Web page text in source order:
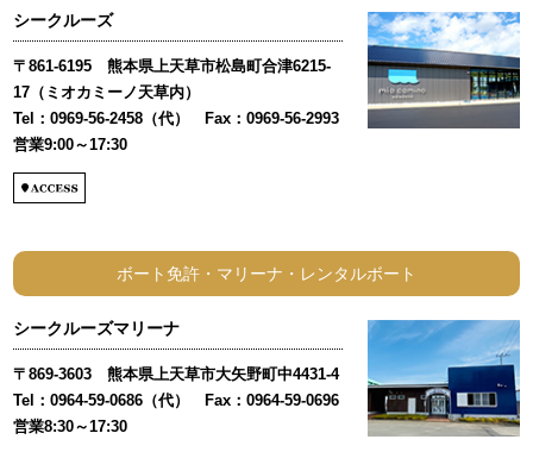
シークルーズ
〒861-6195 熊本県上天草市松島町合津6215-
17（ミオカミーノ天草内）
Tel：0969-56-2458（代） Fax：0969-56-2993
営業9:00～17:30
ボート免許・マリーナ・レンタルボート
シークルーズマリーナ
〒869-3603 熊本県上天草市大矢野町中4431-4
Tel：0964-59-0686（代） Fax：0964-59-0696
営業8:30～17:30